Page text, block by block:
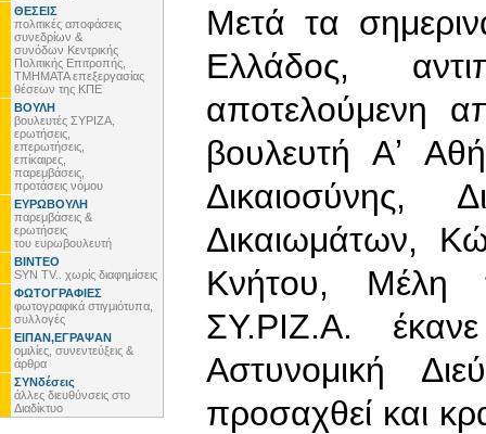
ΘΕΣΕΙΣ
πολιτικές αποφάσεις
συνεδρίων &
συνόδων Κεντρικής
Πολιτικής Επιτροπής,
ΤΜΗΜΑΤΑ επεξεργασίας
θέσεων της ΚΠΕ
ΒΟΥΛΗ
βουλευτές ΣΥΡΙΖΑ,
ερωτήσεις,
επερωτήσεις,
επίκαιρες,
παρεμβάσεις,
προτάσεις νόμου
ΕΥΡΩΒΟΥΛΗ
παρεμβάσεις &
ερωτήσεις
του ευρωβουλευτή
ΒΙΝΤΕΟ
SYN TV.. χωρίς διαφημίσεις
ΦΩΤΟΓΡΑΦΙΕΣ
φωτογραφικά στιγμιότυπα,
συλλογές
ΕΙΠΑΝ,ΕΓΡΑΨΑΝ
ομιλίες, συνεντεύξεις &
άρθρα
ΣΥΝδέσεις
άλλες διευθύνσεις στο
Διαδίκτυο
Μετά τα
Ελλάδος,
αποτελούμενη
βουλευτή Αʼ
Δικαιοσύνης,
Δικαιωμάτων,
Κνήτου, Μέλη
ΣΥ.ΡΙΖ.Α.
Αστυνομική
προσαχθεί και